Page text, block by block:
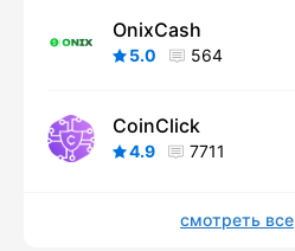
OnixCash
5.0 564
CoinClick
4.9 7711
смотреть все